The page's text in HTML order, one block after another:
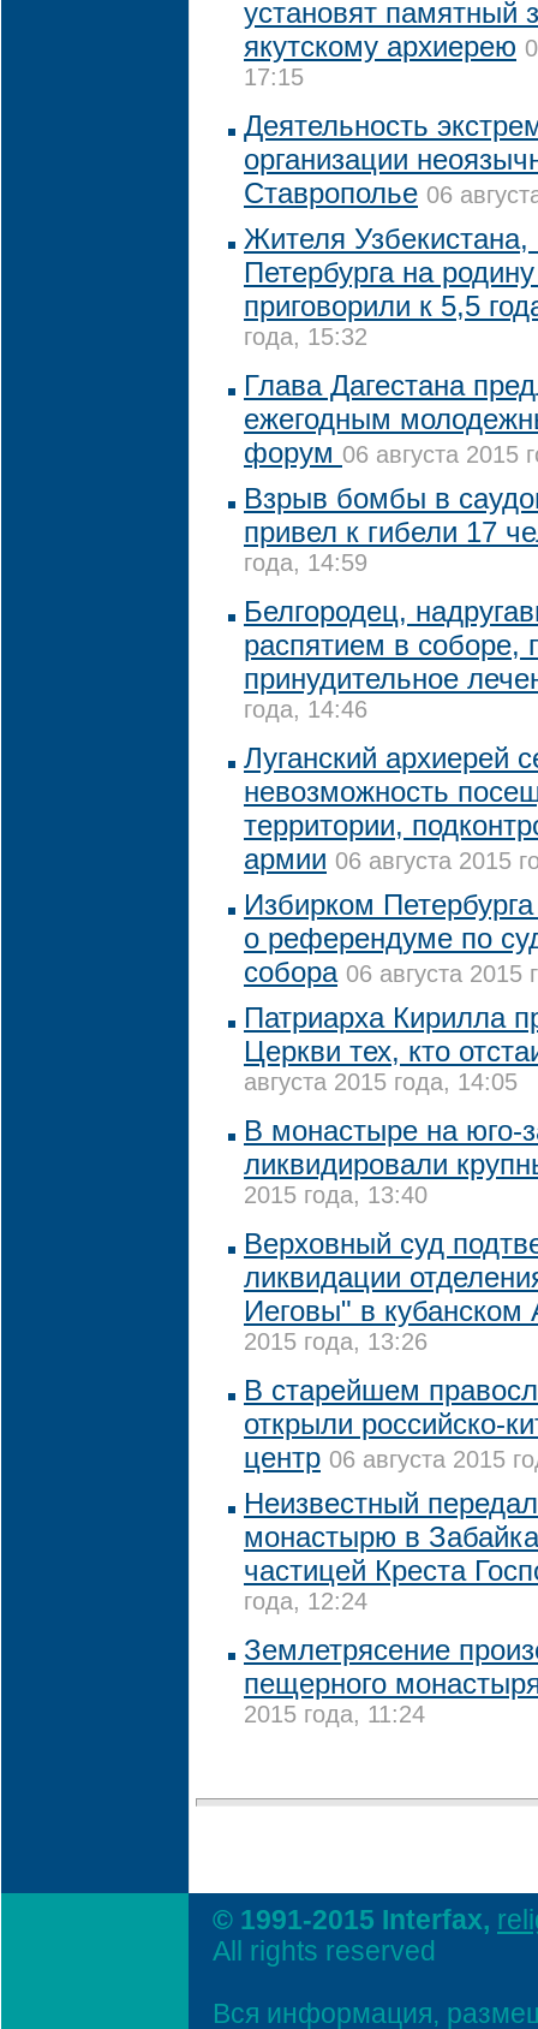
установят памятный
якутскому архиерею
17:15
Деятельность
организации
Ставрополье 06
Жителя Узбекистана,
Петербурга на
приговорили к 5,5
года, 15:32
Глава Дагестана
ежегодным
форум 06 августа 2015
Взрыв бомбы в
привел к гибели 17
года, 14:59
Белгородец,
распятием в соборе,
принудительное
года, 14:46
Луганский архиерей
невозможность
территории,
армии 06 августа 2015
Избирком
о референдуме по
собора 06 августа 2015
Патриарха Кирилла
Церкви тех, кто
августа 2015 года, 14:05
В монастыре на юго-
ликвидировали
2015 года, 13:40
Верховный суд
ликвидации
Иеговы" в кубанском
2015 года, 13:26
В старейшем
открыли российско-
центр 06 августа 2015
Неизвестный
монастырю в
частицей Креста
года, 12:24
Землетрясение
пещерного
2015 года, 11:24
© 1991-2015 Interfax,
All rights reserved
Вся информация,